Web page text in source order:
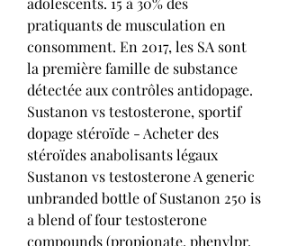
pratiquants de musculation en
consomment. En 2017, les SA sont
la première famille de substance
détectée aux contrôles antidopage.
Sustanon vs testosterone, sportif
dopage stéroïde - Acheter des
stéroïdes anabolisants légaux
Sustanon vs testosterone A generic
unbranded bottle of Sustanon 250 is
a blend of four testosterone
compounds (propionate, phenylpr.